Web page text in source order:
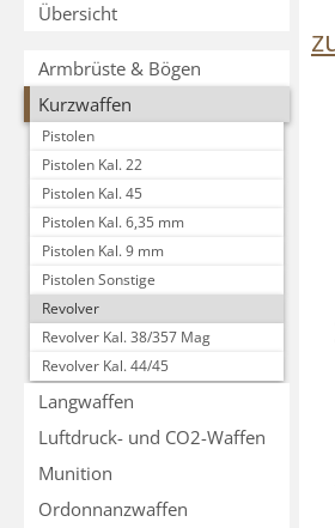
Übersicht
Armbrüste & Bögen
Kurzwaffen
Pistolen
Pistolen Kal. 22
Pistolen Kal. 45
Pistolen Kal. 6,35 mm
Pistolen Kal. 9 mm
Pistolen Sonstige
Revolver
Revolver Kal. 38/357 Mag
Revolver Kal. 44/45
Langwaffen
Luftdruck- und CO2-Waffen
Munition
Ordonnanzwaffen